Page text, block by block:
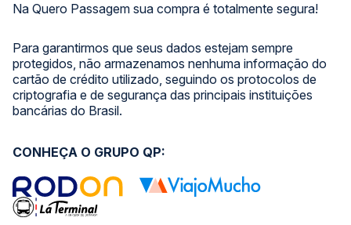
Na Quero Passagem sua compra é totalmente segura!
Para garantirmos que seus dados estejam sempre
protegidos, não armazenamos nenhuma informação do
cartão de crédito utilizado, seguindo os protocolos de
criptografia e de segurança das principais instituições
bancárias do Brasil.
CONHEÇA O GRUPO QP: